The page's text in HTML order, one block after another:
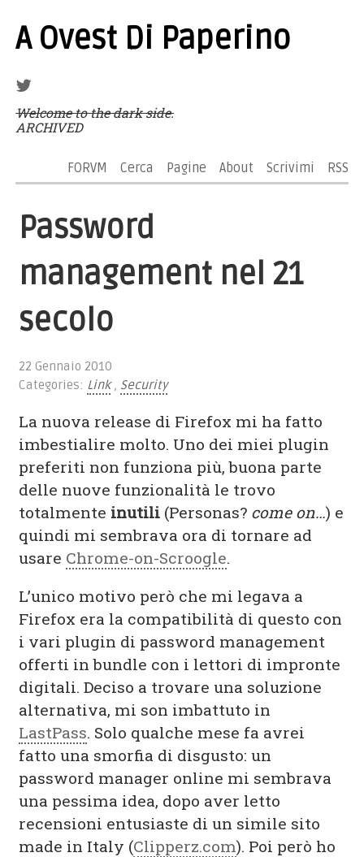
A Ovest Di Paperino
Welcome to the dark side.
ARCHIVED
FORVM Cerca Pagine About Scrivimi RSS
Password
management nel 21
secolo
22 Gennaio 2010
Categories: Link, Security
La nuova release di Firefox mi ha fatto
imbestialire molto. Uno dei miei plugin
preferiti non funziona più, buona parte
delle nuove funzionalità le trovo
totalmente inutili (Personas? come on…) e
quindi mi sembrava ora di tornare ad
usare Chrome-on-Scroogle.
L’unico motivo però che mi legava a
Firefox era la compatibilità di questo con
i vari plugin di password management
offerti in bundle con i lettori di impronte
digitali. Deciso a trovare una soluzione
alternativa, mi son imbattuto in
LastPass. Solo qualche mese fa avrei
fatto una smorfia di disgusto: un
password manager online mi sembrava
una pessima idea, dopo aver letto
recensioni entusiaste di un simile sito
made in Italy (Clipperz.com). Poi però ho